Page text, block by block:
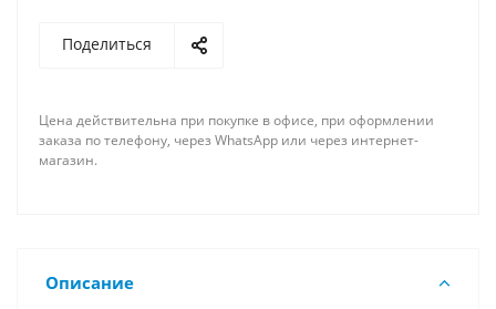
Поделиться
Цена действительна при покупке в офисе, при оформлении
заказа по телефону, через WhatsApp или через интернет-
магазин.
Описание